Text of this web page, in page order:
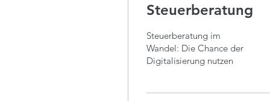
Steuerberatung
Steuerberatung im
Wandel: Die Chance der
Digitalisierung nutzen